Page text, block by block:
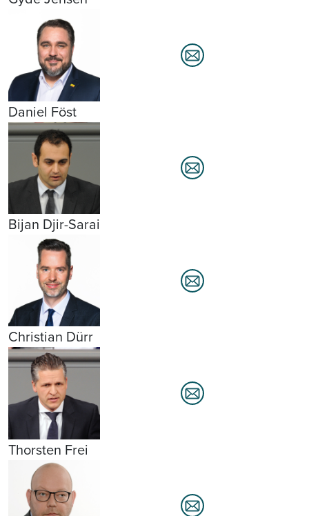
Daniel Föst
Bijan Djir-Sarai
Christian Dürr
Thorsten Frei